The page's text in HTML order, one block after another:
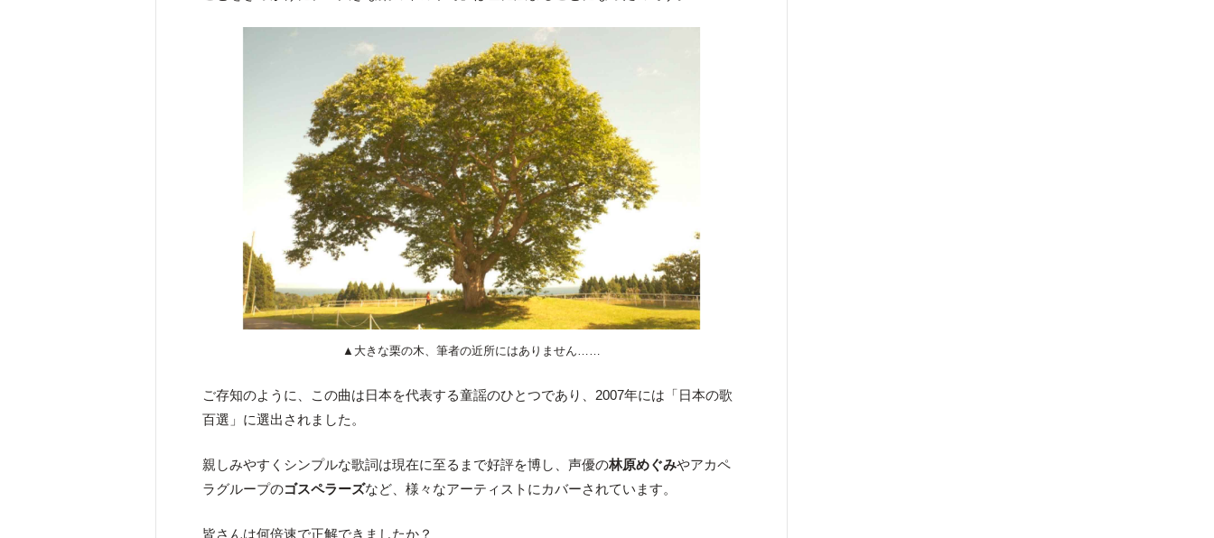
▲大きな栗の木、筆者の近所にはありません……
ご存知のように、この曲は日本を代表する童謡のひとつであり、2007年には「日本の歌
百選」に選出されました。
親しみやすくシンプルな歌詞は現在に至るまで好評を博し、声優の林原めぐみやアカペ
ラグループのゴスペラーズなど、様々なアーティストにカバーされています。
皆さんは何倍速で正解できましたか？